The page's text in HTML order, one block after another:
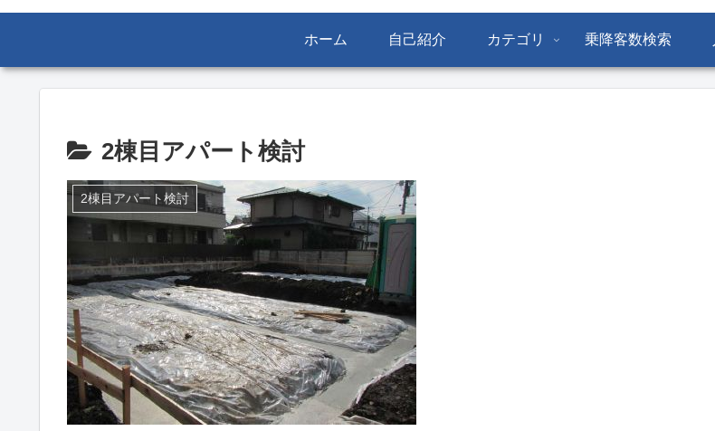
ホーム 自己紹介 カテゴリ 乗降客数検索
2棟目アパート検討
2棟目アパート検討